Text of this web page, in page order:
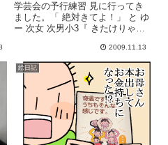
学芸会の予行練習 見に行ってき
ました。「 絶対きてよ！」 と ゆ
ー 次女 次男小3『 きたけりゃき
男小4 （時間教えてもらってなく
て見逃した!）ちょっと、面白か
ったり、寂しかったり、成長した
なー と思った...
2009.11.13
絵日記